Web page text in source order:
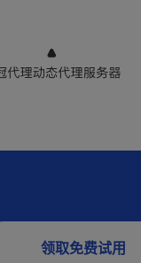
领取免费试用